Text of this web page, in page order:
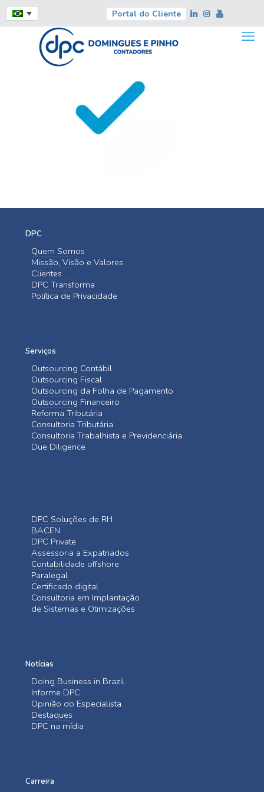
Portal do Cliente
DPC
Quem Somos
Missão, Visão e Valores
Clientes
DPC Transforma
Política de Privacidade
Serviços
Outsourcing Contábil
Outsourcing Fiscal
Outsourcing da Folha de Pagamento
Outsourcing Financeiro
Reforma Tributária
Consultoria Tributária
Consultoria Trabalhista e Previdenciária
Due Diligence
DPC Soluções de RH
BACEN
DPC Private
Assessoria a Expatriados
Contabilidade offshore
Paralegal
Certificado digital
Consultoria em Implantação
de Sistemas e Otimizações
Notícias
Doing Business in Brazil
Informe DPC
Opinião do Especialista
Destaques
DPC na mídia
Carreira